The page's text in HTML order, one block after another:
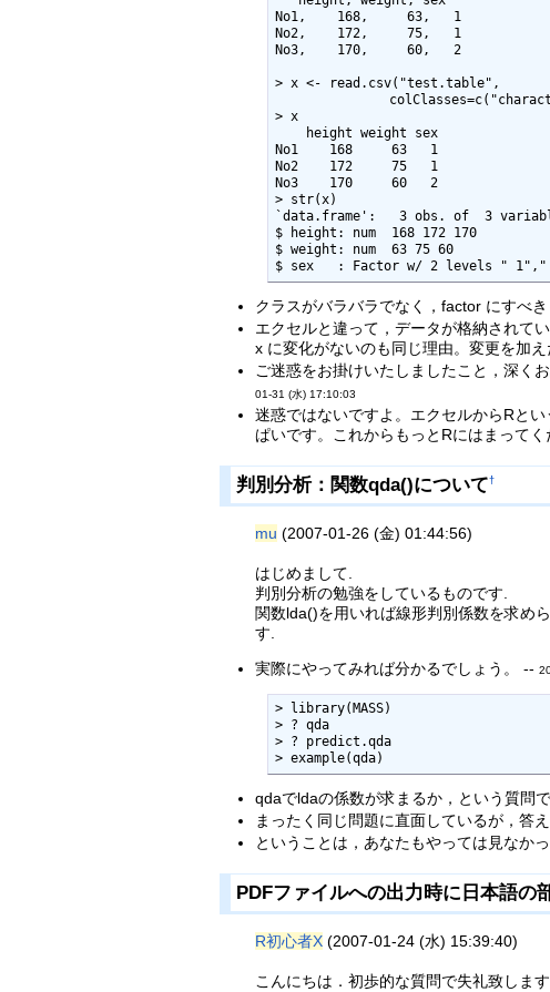
No1,    168,     63,   1
No2,    172,     75,   1
No3,    170,     60,   2
> x <- read.csv("test.table",
> x
No1    168     63   1
No2    172     75   1
No3    170     60   2
> str(x)
`data.frame':   3 obs. of  3
$ height: num  168 172 170
$ weight: num  63 75 60
$ sex   : Factor w/ 2 levels "
クラスがバラバラでなく，factor にすべ
エクセルと違って，データが格納されて
x に変化がないのも同じ理由。変更を加
ご迷惑をお掛けいたしましたこと，深く
01-31 (水) 17:10:03
迷惑ではないですよ。エクセルからRと
ぱいです。これからもっとRにはまって
判別分析：関数qda()について†
mu (2007-01-26 (金) 01:44:56)
はじめまして.
判別分析の勉強をしているものです.
関数lda()を用いれば線形判別係数を求め
す.
実際にやってみれば分かるでしょう。 --
> library(MASS)
> ? qda
> ? predict.qda
> example(qda)
qdaでldaの係数が求まるか，という質問
まったく同じ問題に直面しているが，答
ということは，あなたもやっては見なか
PDFファイルへの出力時に日本語の
R初心者X(2007-01-24 (水) 15:39:40)
こんにちは．初歩的な質問で失礼致します